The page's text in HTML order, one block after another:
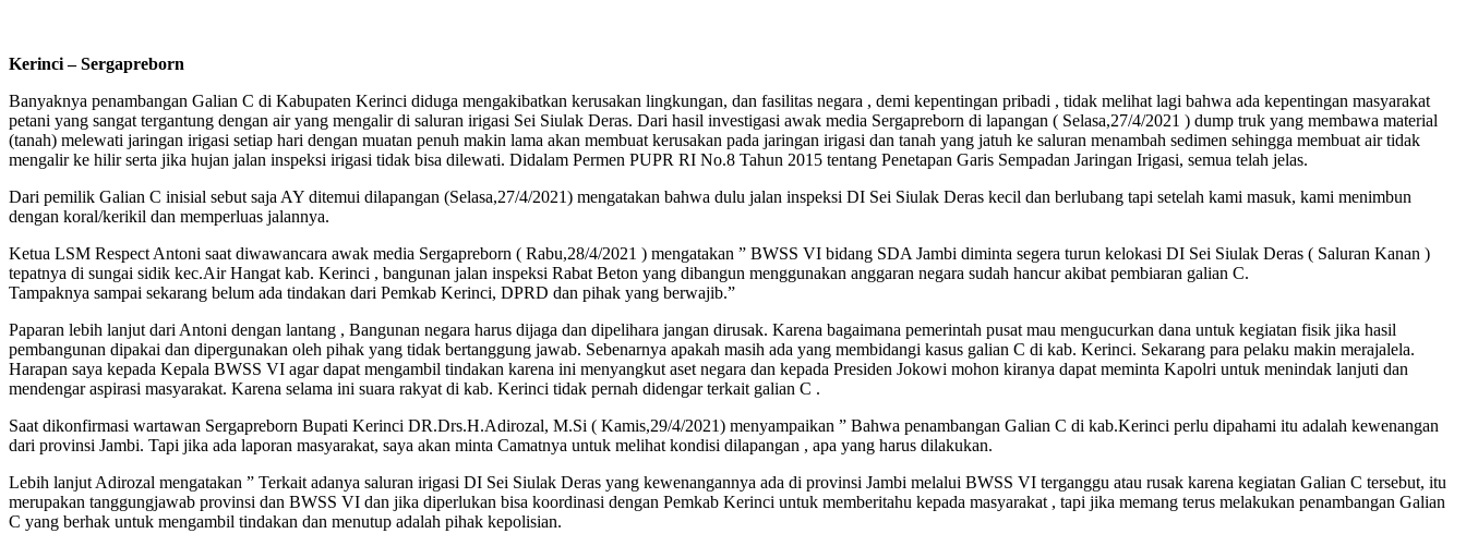
Kerinci – Sergapreborn
Banyaknya penambangan Galian C di Kabupaten Kerinci diduga mengakibatkan kerusakan lingkungan, dan fasilitas negara , demi kepentingan pribadi , tidak melihat lagi bahwa ada kepentingan masyarakat
petani yang sangat tergantung dengan air yang mengalir di saluran irigasi Sei Siulak Deras. Dari hasil investigasi awak media Sergapreborn di lapangan ( Selasa,27/4/2021 ) dump truk yang membawa material
(tanah) melewati jaringan irigasi setiap hari dengan muatan penuh makin lama akan membuat kerusakan pada jaringan irigasi dan tanah yang jatuh ke saluran menambah sedimen sehingga membuat air tidak
mengalir ke hilir serta jika hujan jalan inspeksi irigasi tidak bisa dilewati. Didalam Permen PUPR RI No.8 Tahun 2015 tentang Penetapan Garis Sempadan Jaringan Irigasi, semua telah jelas.
Dari pemilik Galian C inisial sebut saja AY ditemui dilapangan (Selasa,27/4/2021) mengatakan bahwa dulu jalan inspeksi DI Sei Siulak Deras kecil dan berlubang tapi setelah kami masuk, kami menimbun
dengan koral/kerikil dan memperluas jalannya.
Ketua LSM Respect Antoni saat diwawancara awak media Sergapreborn ( Rabu,28/4/2021 ) mengatakan ” BWSS VI bidang SDA Jambi diminta segera turun kelokasi DI Sei Siulak Deras ( Saluran Kanan )
tepatnya di sungai sidik kec.Air Hangat kab. Kerinci , bangunan jalan inspeksi Rabat Beton yang dibangun menggunakan anggaran negara sudah hancur akibat pembiaran galian C.
Tampaknya sampai sekarang belum ada tindakan dari Pemkab Kerinci, DPRD dan pihak yang berwajib.”
Paparan lebih lanjut dari Antoni dengan lantang , Bangunan negara harus dijaga dan dipelihara jangan dirusak. Karena bagaimana pemerintah pusat mau mengucurkan dana untuk kegiatan fisik jika hasil
pembangunan dipakai dan dipergunakan oleh pihak yang tidak bertanggung jawab. Sebenarnya apakah masih ada yang membidangi kasus galian C di kab. Kerinci. Sekarang para pelaku makin merajalela.
Harapan saya kepada Kepala BWSS VI agar dapat mengambil tindakan karena ini menyangkut aset negara dan kepada Presiden Jokowi mohon kiranya dapat meminta Kapolri untuk menindak lanjuti dan
mendengar aspirasi masyarakat. Karena selama ini suara rakyat di kab. Kerinci tidak pernah didengar terkait galian C .
Saat dikonfirmasi wartawan Sergapreborn Bupati Kerinci DR.Drs.H.Adirozal, M.Si ( Kamis,29/4/2021) menyampaikan ” Bahwa penambangan Galian C di kab.Kerinci perlu dipahami itu adalah kewenangan
dari provinsi Jambi. Tapi jika ada laporan masyarakat, saya akan minta Camatnya untuk melihat kondisi dilapangan , apa yang harus dilakukan.
Lebih lanjut Adirozal mengatakan ” Terkait adanya saluran irigasi DI Sei Siulak Deras yang kewenangannya ada di provinsi Jambi melalui BWSS VI terganggu atau rusak karena kegiatan Galian C tersebut, itu
merupakan tanggungjawab provinsi dan BWSS VI dan jika diperlukan bisa koordinasi dengan Pemkab Kerinci untuk memberitahu kepada masyarakat , tapi jika memang terus melakukan penambangan Galian
C yang berhak untuk mengambil tindakan dan menutup adalah pihak kepolisian.